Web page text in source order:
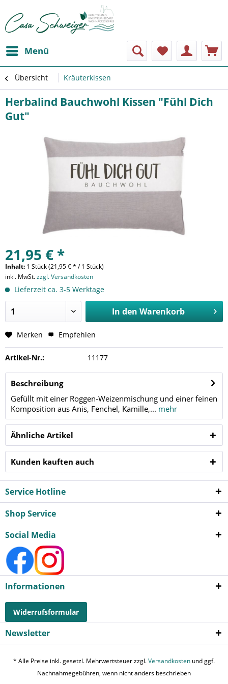
Menü
Übersicht Kräuterkissen
Herbalind Bauchwohl Kissen "Fühl Dich
Gut"
21,95 € *
Inhalt: 1 Stück (21,95 € * / 1 Stück)
inkl. MwSt.zzgl. Versandkosten
Lieferzeit ca. 3-5 Werktage
In den Warenkorb
Merken Empfehlen
Artikel-Nr.: 11177
Beschreibung
Gefüllt mit einer Roggen-Weizenmischung und einer feinen
Komposition aus Anis, Fenchel, Kamille,... mehr
Ähnliche Artikel
Kunden kauften auch
Service Hotline
Shop Service
Social Media
Informationen
Widerrufsformular
Newsletter
* Alle Preise inkl. gesetzl. Mehrwertsteuer zzgl.Versandkosten und ggf.
Nachnahmegebühren, wenn nicht anders beschrieben